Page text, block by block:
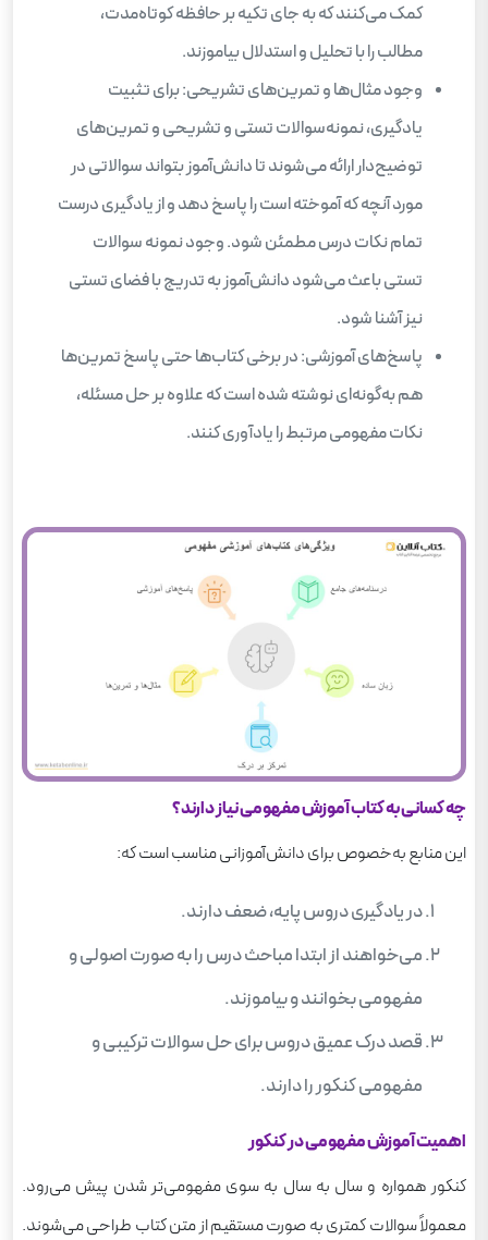
کمک می‌کنند که به جای تکیه بر حافظه کوتاه‌مدت،
مطالب را با تحلیل و استدلال بیاموزند.
وجود مثال‌ها و تمرین‌های تشریحی: برای تثبیت
یادگیری، نمونه‌سوالات تستی و تشریحی و تمرین‌های
توضیح‌دار ارائه می‌شوند تا دانش‌آموز بتواند سوالاتی در
مورد آنچه که آموخته است را پاسخ دهد و از یادگیری درست
تمام نکات درس مطمئن شود. وجود نمونه سوالات
تستی باعث می‌شود دانش‌آموز به تدریج با فضای تستی
نیز آشنا شود.
پاسخ‌های آموزشی: در برخی کتاب‌ها حتی پاسخ تمرین‌ها
هم به‌گونه‌ای نوشته شده است که علاوه بر حل مسئله،
نکات مفهومی مرتبط را یادآوری کنند.
چه کسانی به کتاب آموزش مفهومی نیاز دارند؟
این منابع به‌خصوص برای دانش‌آموزانی مناسب است که:
در یادگیری دروس پایه، ضعف دارند.
می‌خواهند از ابتدا مباحث درس را به صورت اصولی و
مفهومی بخوانند و بیاموزند.
قصد درک عمیق دروس برای حل سوالات ترکیبی و
مفهومی کنکور را دارند.
اهمیت آموزش مفهومی در کنکور
کنکور همواره و سال به سال به سوی مفهومی‌تر شدن پیش می‌رود.
معمولاً سوالات کمتری به صورت مستقیم از متن کتاب طراحی می‌شوند.